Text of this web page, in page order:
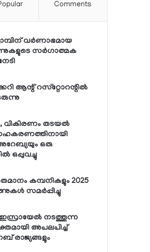
Comments
വര്‍ണാഭമായ
സര്‍ഗാത്മക
ആന്റ് റസ്‌റ്റോറന്റില്‍
തടയല്‍
ഒരു
ഒപ്പുവച്ചു
കമ്പനികളും 2025
സമര്‍പ്പിച്ചു
ഇസ്രായേല്‍ നടത്തുന്ന
അപലപിച്ച്
രാജ്യങ്ങളും